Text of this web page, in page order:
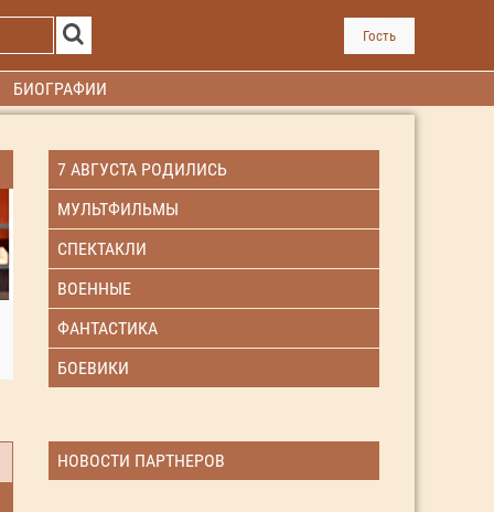
Гость
БИОГРАФИИ
7 АВГУСТА РОДИЛИСЬ
МУЛЬТФИЛЬМЫ
СПЕКТАКЛИ
ВОЕННЫЕ
ФАНТАСТИКА
БОЕВИКИ
НОВОСТИ ПАРТНЕРОВ